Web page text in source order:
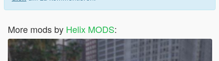
More mods by Helix MODS: